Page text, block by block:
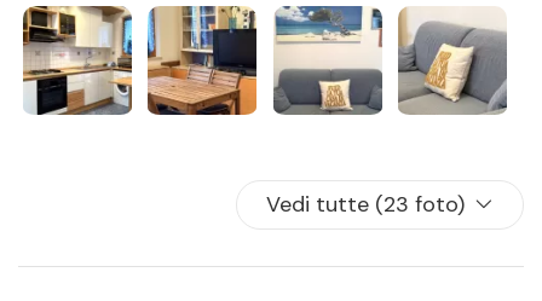
- la fornitura di biancheria da camera e da bagno per tutti i
posti letto presenti in casa
Vedi tutte (23 foto)